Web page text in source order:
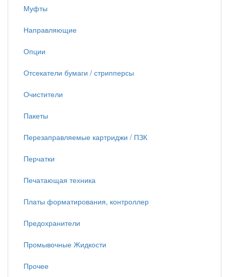
Муфты
Направляющие
Опции
Отсекатели бумаги / стрипперсы
Очистители
Пакеты
Перезаправляемые картриджи / ПЗК
Перчатки
Печатающая техника
Платы форматирования, контроллер
Предохранители
Промывочные Жидкости
Прочее